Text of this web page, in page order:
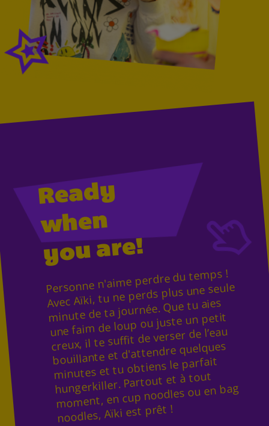
Ready
when
you are!
Personne n'aime perdre du temps !
Avec Aïki, tu ne perds plus une seule
minute de ta journée. Que tu aies
une faim de loup ou juste un petit
creux, il te suffit de verser de l’eau
bouillante et d'attendre quelques
minutes et tu obtiens le parfait
hungerkiller. Partout et à tout
moment, en cup noodles ou en bag
noodles, Aïki est prêt !